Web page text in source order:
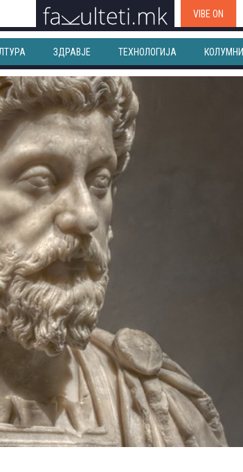
VIBE ON
ЗДРАВЈЕ ТЕХНОЛОГИЈА КОЛУМНИ